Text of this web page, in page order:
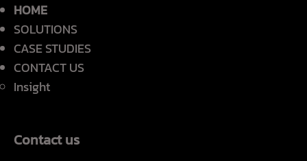
HOME
SOLUTIONS
CASE STUDIES
CONTACT US
Insight
Contact us